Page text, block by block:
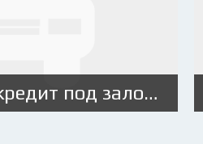
Где выдают кредит под залог ПТС спецтехники: условия и особенности